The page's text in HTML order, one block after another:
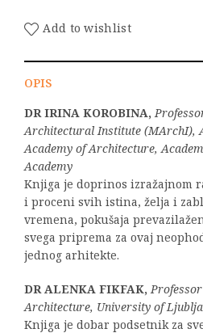
Add to wishlist
OPIS
DR IRINA KOROBINA,
Architectural Institute (MArchI),
Academy of Architecture,
Academy
Knjiga je doprinos izražajnom
i proceni svih istina, želja i
vremena, pokušaja
svega priprema za ovaj
jednog arhitekte.
DR ALENKA FIKFAK,
Architecture, University of
Knjiga je dobar podsetnik za